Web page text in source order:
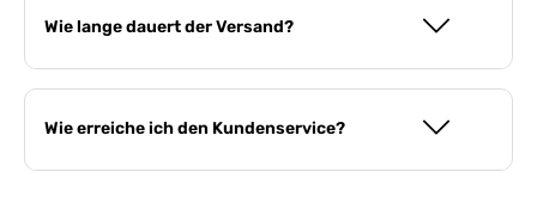
Wie lange dauert der Versand?
Wie erreiche ich den Kundenservice?